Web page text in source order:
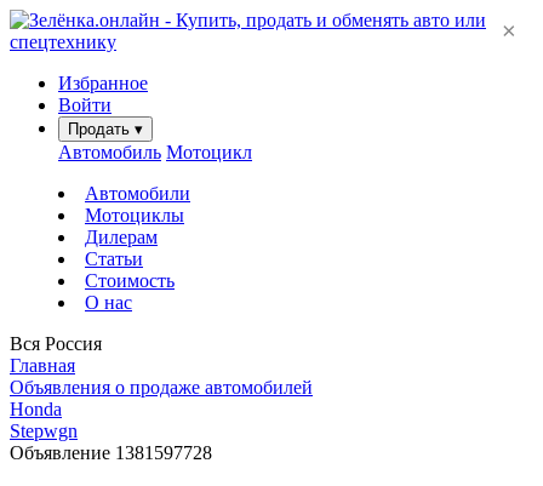
Избранное
Войти
Продать ▾
Автомобиль Мотоцикл
Автомобили
Мотоциклы
Дилерам
Статьи
Стоимость
О нас
Вся Россия
Главная
Объявления о продаже автомобилей
Honda
Stepwgn
Объявление 1381597728
×